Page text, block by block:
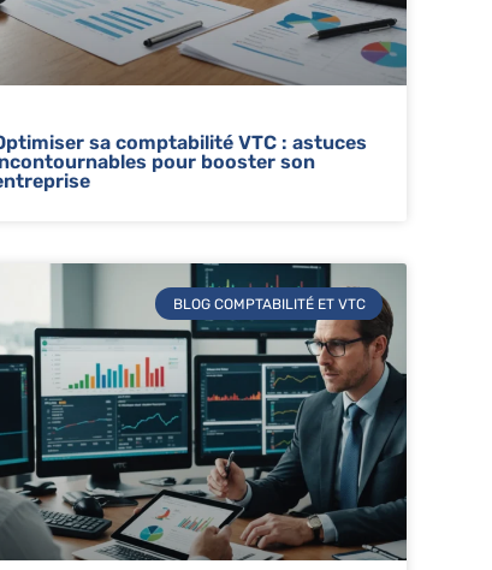
sa comptabilité VTC : astuces
pour booster son
BLOG COMPTABILITÉ ET VTC